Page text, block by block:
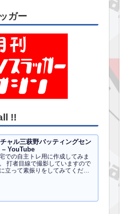
ガー
!!
ャル三萩野バッティングセン
– YouTube
での自主トレ用に作成してみま
打者目線で撮影していますので
立って素振りをしてみてくださ